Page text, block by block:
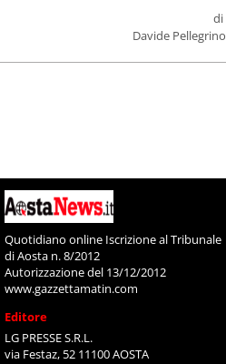
di
Davide Pellegrino
Quotidiano online Iscrizione al Tribunale
di Aosta n. 8/2012
Autorizzazione del 13/12/2012
www.gazzettamatin.com
Editore
LG PRESSE S.R.L.
via Festaz, 52 11100 AOSTA